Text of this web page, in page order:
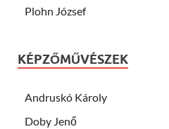
Plohn József
KÉPZŐMŰVÉSZEK
Andruskó Károly
Doby Jenő